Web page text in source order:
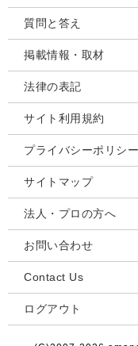
質問と答え
掲載情報・取材
法律の表記
サイト利用規約
プライバシーポリシー
サイトマップ
法人・プロの方へ
お問い合わせ
Contact Us
ログアウト